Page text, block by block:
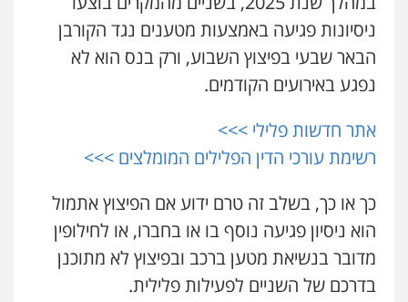
ניסיונות פגיעה באמצעות מטענים נגד הקורבן
הבאר שבעי בפיצוץ השבוע, ורק בנס הוא לא
נפגע באירועים הקודמים.
אתר חדשות פלילי >>>
רשימת עורכי הדין הפלילים המומלצים >>>
כך או כך, בשלב זה טרם ידוע אם הפיצוץ אתמול
הוא ניסיון פגיעה נוסף בו או בחברו, או לחילופין
מדובר בנשיאת מטען ברכב ובפיצוץ לא מתוכנן
בדרכם של השניים לפעילות פלילית.
עו"ד אבי כהן
פלילי פשיעה חמורה קטינים אלימות
סמים עבירות מין
0523647066
ויקי שמואל – משרד עו"ד
פלילי משפט פלילי
קורל קרוז – עורך דין פלילי
משפט פלילי
0545437431